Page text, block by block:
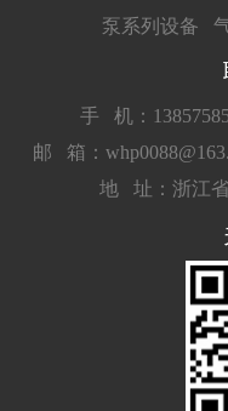
泵系列设备
手 机：
邮 箱：
地 址：浙江